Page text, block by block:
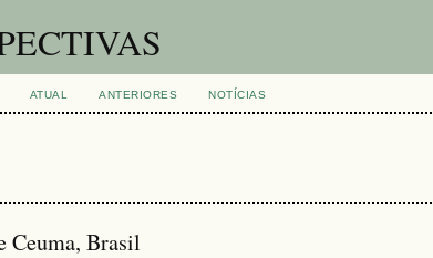
ATUAL ANTERIORES NOTÍCIAS
Ceuma, Brasil